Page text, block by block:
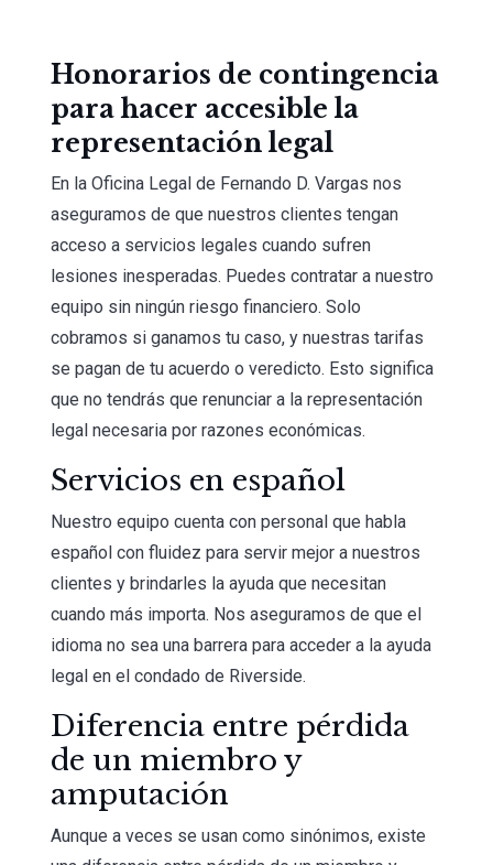
Honorarios de contingencia
para hacer accesible la
representación legal
En la Oficina Legal de Fernando D. Vargas nos
aseguramos de que nuestros clientes tengan
acceso a servicios legales cuando sufren
lesiones inesperadas. Puedes contratar a nuestro
equipo sin ningún riesgo financiero. Solo
cobramos si ganamos tu caso, y nuestras tarifas
se pagan de tu acuerdo o veredicto. Esto significa
que no tendrás que renunciar a la representación
legal necesaria por razones económicas.
Servicios en español
Nuestro equipo cuenta con personal que habla
español con fluidez para servir mejor a nuestros
clientes y brindarles la ayuda que necesitan
cuando más importa. Nos aseguramos de que el
idioma no sea una barrera para acceder a la ayuda
legal en el condado de Riverside.
Diferencia entre pérdida
de un miembro y
amputación
Aunque a veces se usan como sinónimos, existe